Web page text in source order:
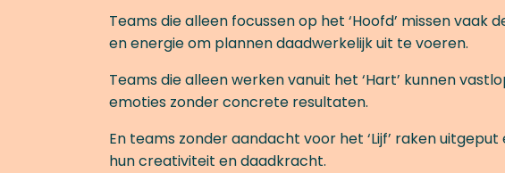
Teams die alleen focussen op het ‘Hoofd’ missen vaak
en energie om plannen daadwerkelijk uit te voeren.
Teams die alleen werken vanuit het ‘Hart’ kunnen
emoties zonder concrete resultaten.
En teams zonder aandacht voor het ‘Lijf’ raken uitgeput
hun creativiteit en daadkracht.